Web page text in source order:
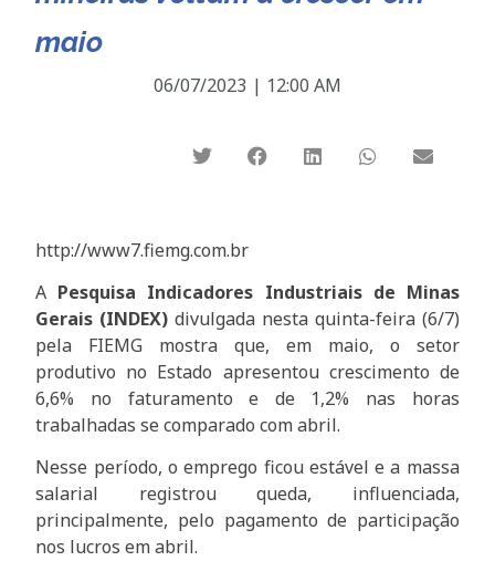
maio
06/07/2023 | 12:00 AM
http://www7.fiemg.com.br
A Pesquisa Indicadores Industriais de Minas
Gerais (INDEX) divulgada nesta quinta-feira (6/7)
pela FIEMG mostra que, em maio, o setor
produtivo no Estado apresentou crescimento de
6,6% no faturamento e de 1,2% nas horas
trabalhadas se comparado com abril.
Nesse período, o emprego ficou estável e a massa
salarial registrou queda, influenciada,
principalmente, pelo pagamento de participação
nos lucros em abril.